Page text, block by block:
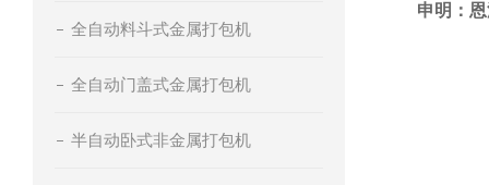
全自动料斗式金属打包机
全自动门盖式金属打包机
半自动卧式非金属打包机
申明：